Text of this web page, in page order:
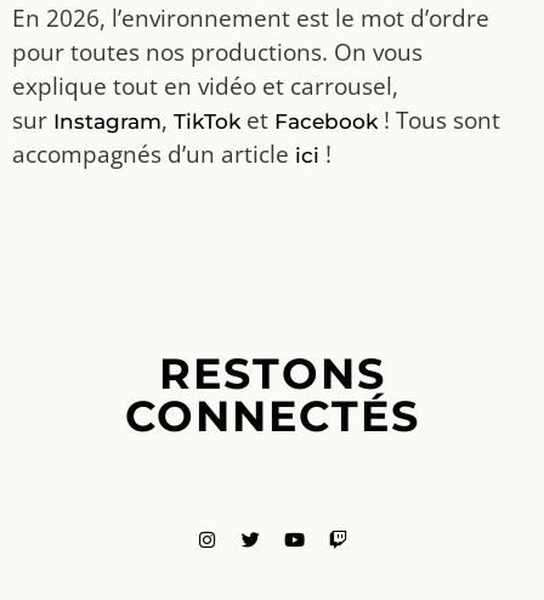
En 2026, l’environnement est le mot d’ordre
pour toutes nos productions. On vous
explique tout en vidéo et carrousel,
sur Instagram, TikToket Facebook! Tous sont
accompagnés d’un article ici !
RESTONS
CONNECTÉS